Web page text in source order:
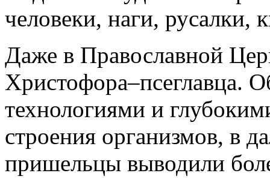
человеки, наги, русалки,
Даже в Православной
Христофора–псеглавца.
технологиями и
строения организмов, в
пришельцы выводили